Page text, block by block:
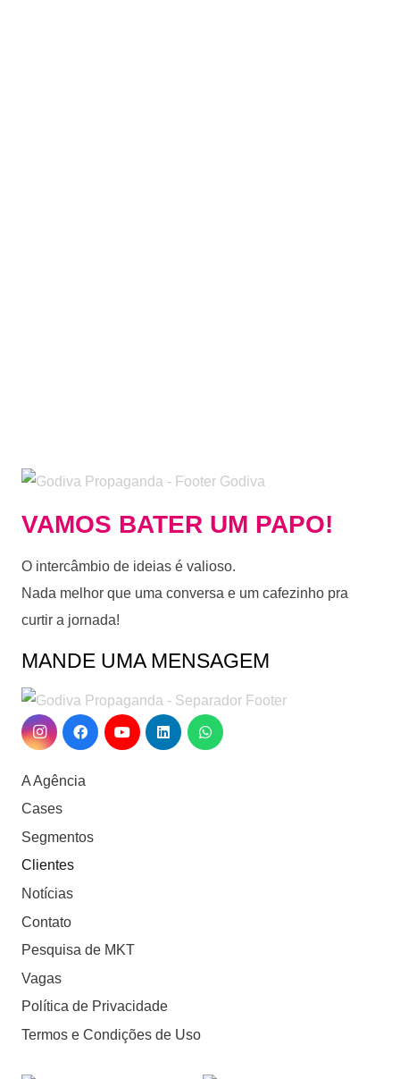
VAMOS BATER UM PAPO!
O intercâmbio de ideias é valioso.
Nada melhor que uma conversa e um cafezinho pra
curtir a jornada!
MANDE UMA MENSAGEM
A Agência
Cases
Segmentos
Clientes
Notícias
Contato
Pesquisa de MKT
Vagas
Política de Privacidade
Termos e Condições de Uso